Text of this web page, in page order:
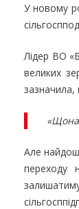
У новому
Лідер ВО
великих
зазначила,
Але
переходу